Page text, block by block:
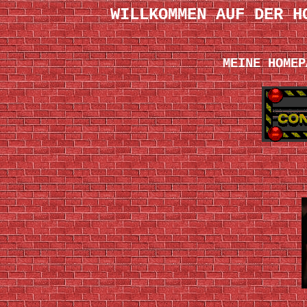
WILLKOMMEN AUF DER
MEINE